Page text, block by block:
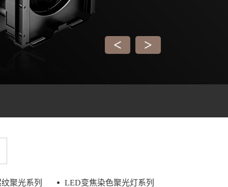
< >
聚光系列 LED变焦染色聚光灯系列